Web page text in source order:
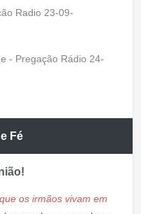
Radio 23-09-
- Pregação Rádio 24-
Fé
os irmãos vivam em